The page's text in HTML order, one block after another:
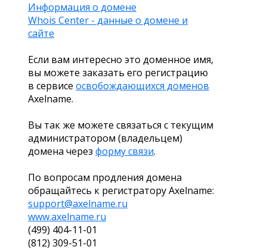
Информация о домене
Whois Center - данные о домене и
сайте
Если вам интересно это доменное имя,
вы можете заказать его регистрацию
в сервисе освобождающихся доменов
Axelname.
Вы так же можете связаться с текущим
администратором (владельцем)
домена через форму связи.
По вопросам продления домена
обращайтесь к регистратору Axelname:
support@axelname.ru
www.axelname.ru
(499) 404-11-01
(812) 309-51-01